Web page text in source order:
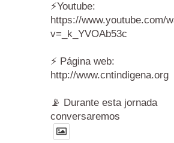
⚡️Youtube:
https://www.youtube.com/
v=_k_YVOAb53c
⚡️ Página web:
http://www.cntindigena.org
📡 Durante esta jornada
conversaremos